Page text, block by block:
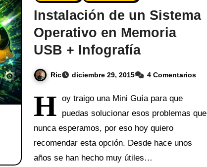
Instalación de un Sistema
Operativo en Memoria
USB + Infografía
Ric diciembre 29, 2015 4 Comentarios
H oy traigo una Mini Guía para que
puedas solucionar esos problemas que
nunca esperamos, por eso hoy quiero
recomendar esta opción. Desde hace unos
años se han hecho muy útiles…